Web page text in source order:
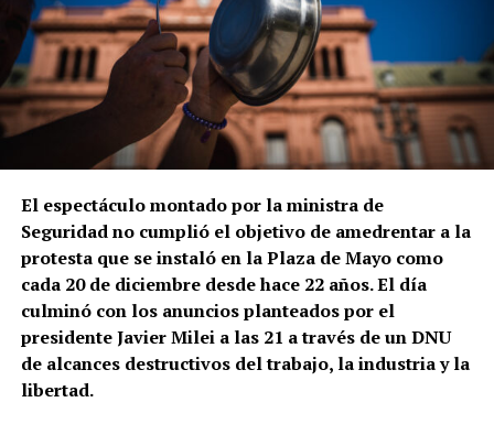
El espectáculo montado por la ministra de
Seguridad no cumplió el objetivo de amedrentar a la
protesta que se instaló en la Plaza de Mayo como
cada 20 de diciembre desde hace 22 años. El día
culminó con los anuncios planteados por el
presidente Javier Milei a las 21 a través de un DNU
de alcances destructivos del trabajo, la industria y la
libertad.